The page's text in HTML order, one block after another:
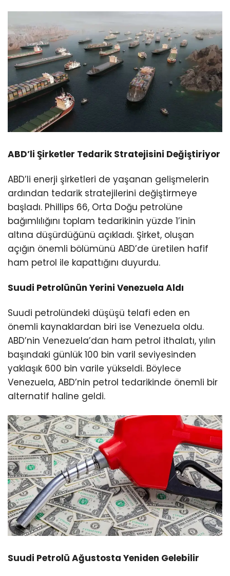
ABD’li Şirketler Tedarik Stratejisini Değiştiriyor
ABD’li enerji şirketleri de yaşanan gelişmelerin
ardından tedarik stratejilerini değiştirmeye
başladı. Phillips 66, Orta Doğu petrolüne
bağımlılığını toplam tedarikinin yüzde 1’inin
altına düşürdüğünü açıkladı. Şirket, oluşan
açığın önemli bölümünü ABD’de üretilen hafif
ham petrol ile kapattığını duyurdu.
Suudi Petrolünün Yerini Venezuela Aldı
Suudi petrolündeki düşüşü telafi eden en
önemli kaynaklardan biri ise Venezuela oldu.
ABD’nin Venezuela’dan ham petrol ithalatı, yılın
başındaki günlük 100 bin varil seviyesinden
yaklaşık 600 bin varile yükseldi. Böylece
Venezuela, ABD’nin petrol tedarikinde önemli bir
alternatif haline geldi.
Suudi Petrolü Ağustosta Yeniden Gelebilir